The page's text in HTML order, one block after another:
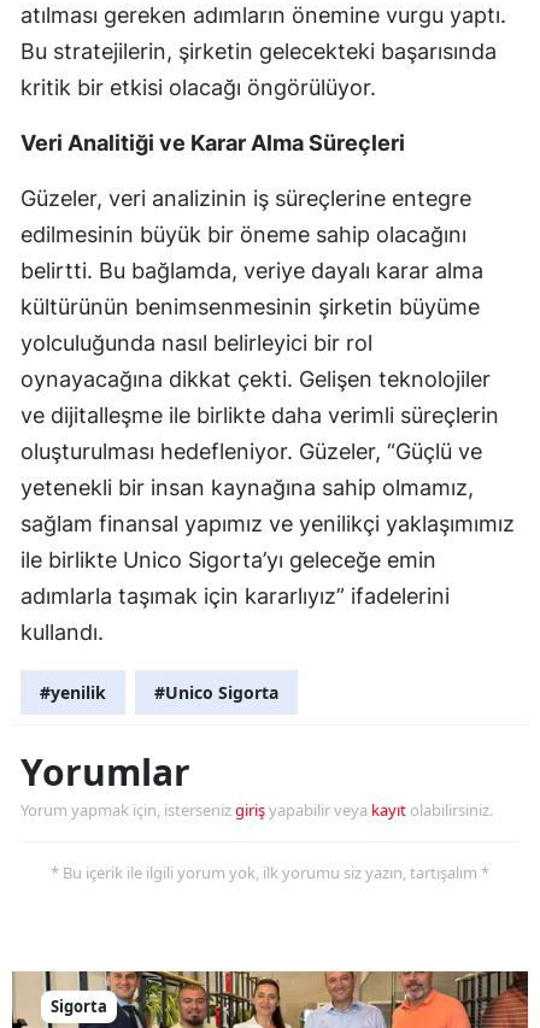
atılması gereken adımların önemine vurgu yaptı.
Bu stratejilerin, şirketin gelecekteki başarısında
kritik bir etkisi olacağı öngörülüyor.
Veri Analitiği ve Karar Alma Süreçleri
Güzeler, veri analizinin iş süreçlerine entegre
edilmesinin büyük bir öneme sahip olacağını
belirtti. Bu bağlamda, veriye dayalı karar alma
kültürünün benimsenmesinin şirketin büyüme
yolculuğunda nasıl belirleyici bir rol
oynayacağına dikkat çekti. Gelişen teknolojiler
ve dijitalleşme ile birlikte daha verimli süreçlerin
oluşturulması hedefleniyor. Güzeler, “Güçlü ve
yetenekli bir insan kaynağına sahip olmamız,
sağlam finansal yapımız ve yenilikçi yaklaşımımız
ile birlikte Unico Sigorta’yı geleceğe emin
adımlarla taşımak için kararlıyız” ifadelerini
kullandı.
#yenilik #Unico Sigorta
Yorumlar
Yorum yapmak için, istersenizgirişyapabilir veya kayıt olabilirsiniz.
* Bu içerik ile ilgili yorum yok, ilk yorumu siz yazın, tartışalım *
Sigorta